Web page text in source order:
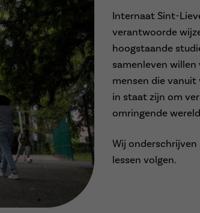
Internaat Sint-
verantwoorde
hoogstaande
samenleven
mensen die vanuit
in staat zijn om
omringende
Wij
lessen volgen.